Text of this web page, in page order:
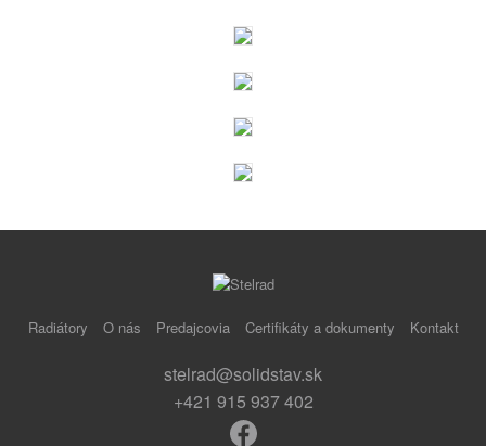
Radiátory O nás Predajcovia Certifikáty a dokumenty Kontakt
stelrad@solidstav.sk
+421 915 937 402